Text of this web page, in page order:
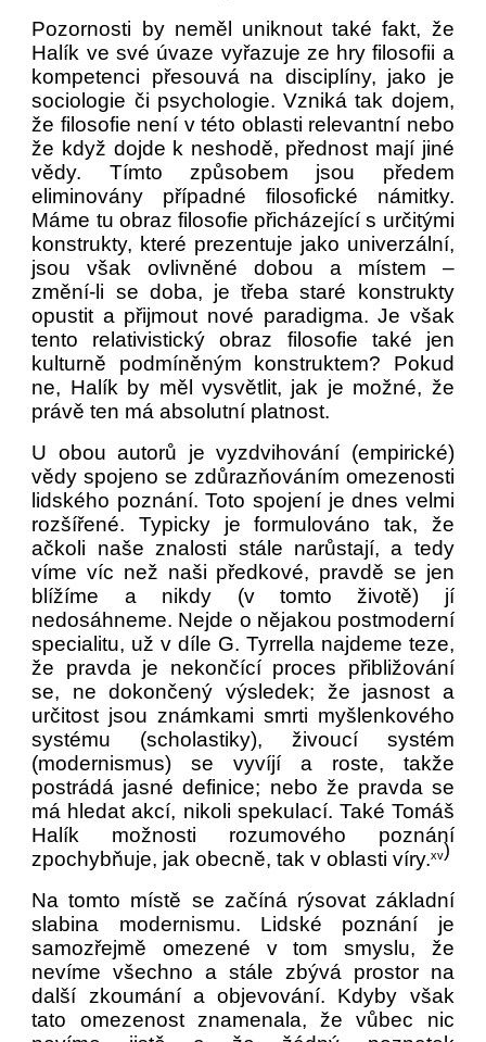
Pozornosti by neměl uniknout také fakt, že
Halík ve své úvaze vyřazuje ze hry filosofii a
kompetenci přesouvá na disciplíny, jako je
sociologie či psychologie. Vzniká tak dojem,
že filosofie není v této oblasti relevantní nebo
že když dojde k neshodě, přednost mají jiné
vědy. Tímto způsobem jsou předem
eliminovány případné filosofické námitky.
Máme tu obraz filosofie přicházející s určitými
konstrukty, které prezentuje jako univerzální,
jsou však ovlivněné dobou a místem –
změní-li se doba, je třeba staré konstrukty
opustit a přijmout nové paradigma. Je však
tento relativistický obraz filosofie také jen
kulturně podmíněným konstruktem? Pokud
ne, Halík by měl vysvětlit, jak je možné, že
právě ten má absolutní platnost.
U obou autorů je vyzdvihování (empirické)
vědy spojeno se zdůrazňováním omezenosti
lidského poznání. Toto spojení je dnes velmi
rozšířené. Typicky je formulováno tak, že
ačkoli naše znalosti stále narůstají, a tedy
víme víc než naši předkové, pravdě se jen
blížíme a nikdy (v tomto životě) jí
nedosáhneme. Nejde o nějakou postmoderní
specialitu, už v díle G. Tyrrella najdeme teze,
že pravda je nekončící proces přibližování
se, ne dokončený výsledek; že jasnost a
určitost jsou známkami smrti myšlenkového
systému (scholastiky), živoucí systém
(modernismus) se vyvíjí a roste, takže
postrádá jasné definice; nebo že pravda se
má hledat akcí, nikoli spekulací. Také Tomáš
Halík možnosti rozumového poznání
zpochybňuje, jak obecně, tak v oblasti víry.xv)
Na tomto místě se začíná rýsovat základní
slabina modernismu. Lidské poznání je
samozřejmě omezené v tom smyslu, že
nevíme všechno a stále zbývá prostor na
další zkoumání a objevování. Kdyby však
tato omezenost znamenala, že vůbec nic